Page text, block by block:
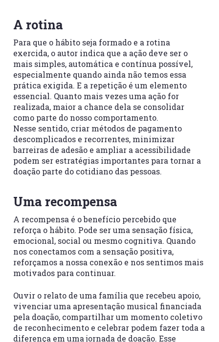
A rotina
Para que o hábito seja formado e a rotina
exercida, o autor indica que a ação deve ser o
mais simples, automática e contínua possível,
especialmente quando ainda não temos essa
prática exigida. E a repetição é um elemento
essencial. Quanto mais vezes uma ação for
realizada, maior a chance dela se consolidar
como parte do nosso comportamento.
Nesse sentido, criar métodos de pagamento
descomplicados e recorrentes, minimizar
barreiras de adesão e ampliar a acessibilidade
podem ser estratégias importantes para tornar a
doação parte do cotidiano das pessoas.
Uma recompensa
A recompensa é o benefício percebido que
reforça o hábito. Pode ser uma sensação física,
emocional, social ou mesmo cognitiva. Quando
nos conectamos com a sensação positiva,
reforçamos a nossa conexão e nos sentimos mais
motivados para continuar.
Ouvir o relato de uma família que recebeu apoio,
vivenciar uma apresentação musical financiada
pela doação, compartilhar um momento coletivo
de reconhecimento e celebrar podem fazer toda a
diferença em uma jornada de doação. Esse